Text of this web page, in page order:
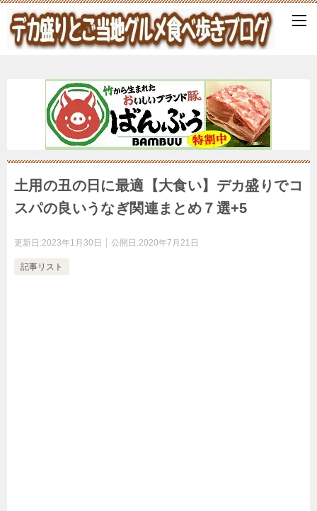
土用の丑の日に最適【大食い】デカ盛りでコ
スパの良いうなぎ関連まとめ７選+5
更新日:2023年1月30日 公開日:2020年7月21日
記事リスト